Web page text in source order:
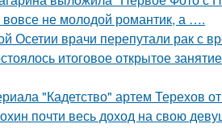
вовсе не молодой романтик, а ….
Осетии врачи перепутали рак с
итоговое открытое
"Кадетство" артем Терехов
почти весь доход на свою